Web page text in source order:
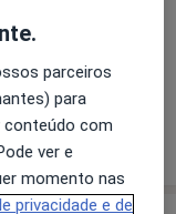
parceiros
para
com
ver e
momento nas
privacidade e de